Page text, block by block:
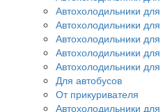
Автохолодильники
Автохолодильники для
Автохолодильники
Автохолодильники для
Автохолодильники
Для автобусов
От прикуривателя
Автохолодильники